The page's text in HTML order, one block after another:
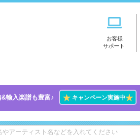
お客様
サポート
&輸入楽譜も豊富♪ ★キャンペーン実施中★